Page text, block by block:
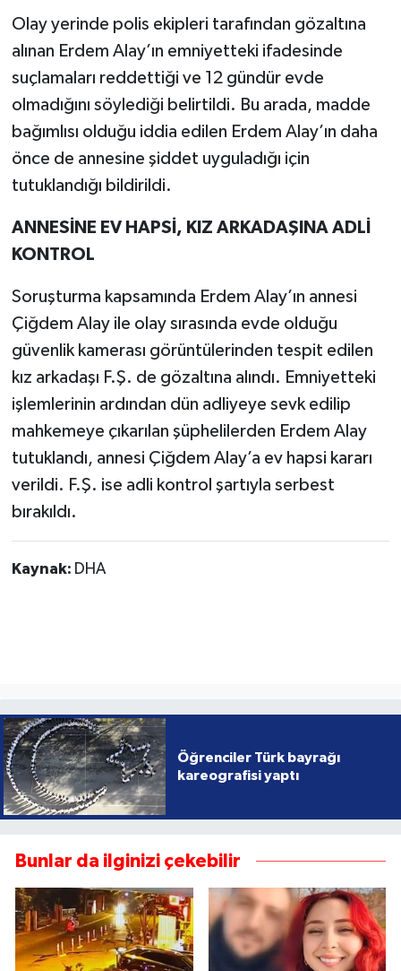
Olay yerinde polis ekipleri tarafından gözaltına
alınan Erdem Alay’ın emniyetteki ifadesinde
suçlamaları reddettiği ve 12 gündür evde
olmadığını söylediği belirtildi. Bu arada, madde
bağımlısı olduğu iddia edilen Erdem Alay’ın daha
önce de annesine şiddet uyguladığı için
tutuklandığı bildirildi.
ANNESİNE EV HAPSİ, KIZ ARKADAŞINA ADLİ
KONTROL
Soruşturma kapsamında Erdem Alay’ın annesi
Çiğdem Alay ile olay sırasında evde olduğu
güvenlik kamerası görüntülerinden tespit edilen
kız arkadaşı F.Ş. de gözaltına alındı. Emniyetteki
işlemlerinin ardından dün adliyeye sevk edilip
mahkemeye çıkarılan şüphelilerden Erdem Alay
tutuklandı, annesi Çiğdem Alay’a ev hapsi kararı
verildi. F.Ş. ise adli kontrol şartıyla serbest
bırakıldı.
Kaynak: DHA
Öğrenciler Türk bayrağı
kareografisi yaptı
Bunlar da ilginizi çekebilir